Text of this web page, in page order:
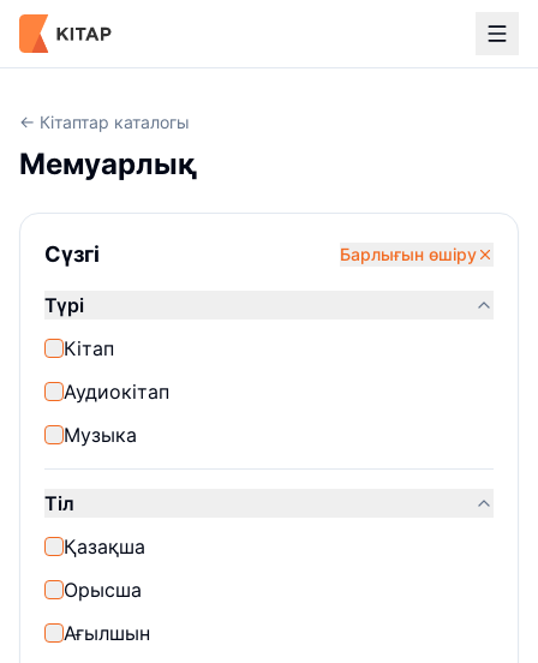
← Кітаптар каталогы
Мемуарлық
Сүзгі Барлығын өшіру
Түрі
Кітап
Аудиокітап
Музыка
Тіл
Қазақша
Орысша
Ағылшын